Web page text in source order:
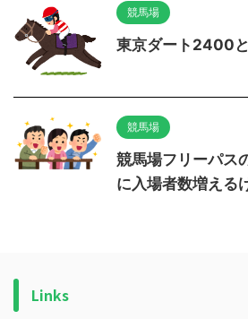
競馬場
東京ダート2400
競馬場
競馬場フリーパス
に入場者数増える
Links